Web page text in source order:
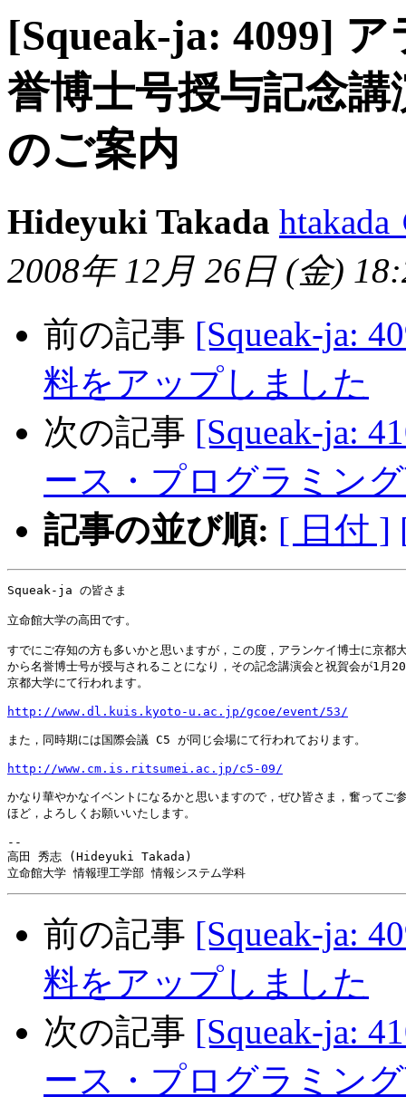
[Squeak-ja: 4099]
誉博士号授与記念
のご案内
Hideyuki Takada htakada
2008年 12月 26日 (金)
前の記事 [Squeak-ja:
料をアップしました
次の記事 [Squeak-ja:
ース・プログラミン
記事の並び順: [ 日付 ]
Squeak-ja の皆さま
立命館大学の高田です。
すでにご存知の方も多いかと思いますが，この度，アランケイ博士に京都
から名誉博士号が授与されることになり，その記念講演会と祝賀会が1月
京都大学にて行われます。
http://www.dl.kuis.kyoto-u.ac.jp/gcoe/event/53/
また，同時期には国際会議 C5 が同じ会場にて行われております。
http://www.cm.is.ritsumei.ac.jp/c5-09/
かなり華やかなイベントになるかと思いますので，ぜひ皆さま，奮ってご
ほど，よろしくお願いいたします。
--
高田 秀志 (Hideyuki Takada)
前の記事 [Squeak-ja:
料をアップしました
次の記事 [Squeak-ja:
ース・プログラミン